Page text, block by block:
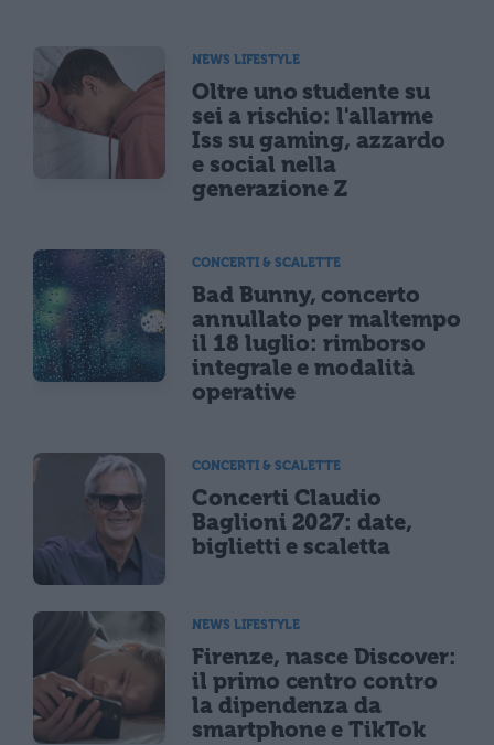
NEWS LIFESTYLE
Oltre uno studente su
sei a rischio: l'allarme
Iss su gaming, azzardo
e social nella
generazione Z
CONCERTI & SCALETTE
Bad Bunny, concerto
annullato per maltempo
il 18 luglio: rimborso
integrale e modalità
operative
CONCERTI & SCALETTE
Concerti Claudio
Baglioni 2027: date,
biglietti e scaletta
NEWS LIFESTYLE
Firenze, nasce Discover:
il primo centro contro
la dipendenza da
smartphone e TikTok